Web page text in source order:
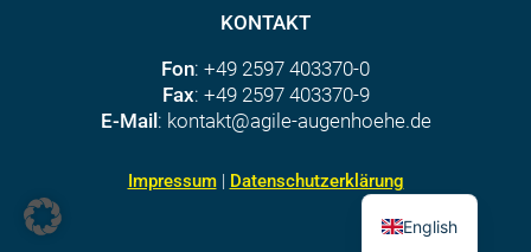
KONTAKT
Fon: +49 2597 403370-0
Fax: +49 2597 403370-9
E-Mail: kontakt@agile-augenhoehe.de
Impressum| Datenschutzerklärung
English